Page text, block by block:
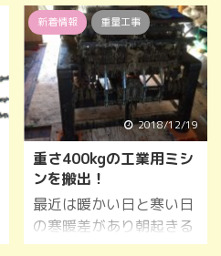
新着情報 重量工事
2018/12/19
重さ400kgの工業用ミシ
ンを搬出！
最近は暖かい日と寒い日
の寒暖差があり朝起きる
のがつらいです